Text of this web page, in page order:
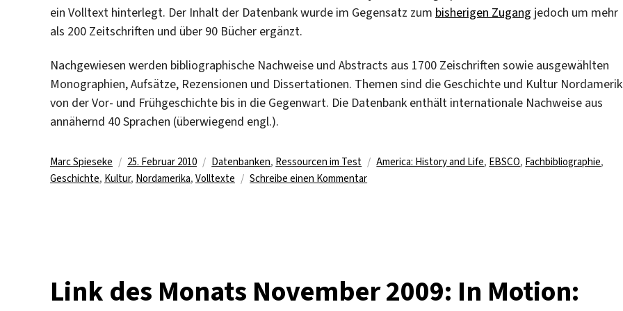
ein Volltext hinterlegt. Der Inhalt der Datenbank wurde im Gegensatz zum bisherigen Zugang jedoch um mehr
als 200 Zeitschriften und über 90 Bücher ergänzt.
Nachgewiesen werden bibliographische Nachweise und Abstracts aus 1700 Zeischriften sowie ausgewählten
Monographien, Aufsätze, Rezensionen und Dissertationen. Themen sind die Geschichte und Kultur
von der Vor- und Frühgeschichte bis in die Gegenwart. Die Datenbank enthält internationale Nachweise aus
annähernd 40 Sprachen (überwiegend engl.).
Autor
Marc Spieseke
Veröffentlicht
am
25. Februar 2010 Kategorien
Datenbanken, Ressourcen im Test Schlagwörter
America: History and Life, EBSCO, Fachbibliographie,
Geschichte, Kultur, Nordamerika, Volltexte Schreibe einen Kommentarzu
with
Link des Monats November 2009: In Motion: